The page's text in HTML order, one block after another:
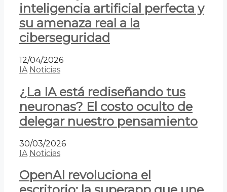
inteligencia artificial perfecta y
su amenaza real a la
ciberseguridad
12/04/2026
IA Noticias
¿La IA está rediseñando tus
neuronas? El costo oculto de
delegar nuestro pensamiento
30/03/2026
IA Noticias
OpenAI revoluciona el